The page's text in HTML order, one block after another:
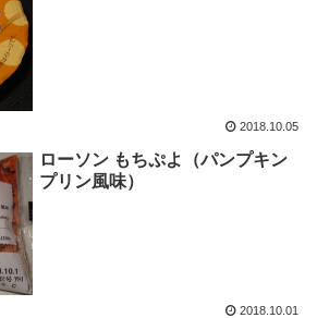
2018.10.05
ローソン もちぷよ（パンプキン
プリン風味）
2018.10.01